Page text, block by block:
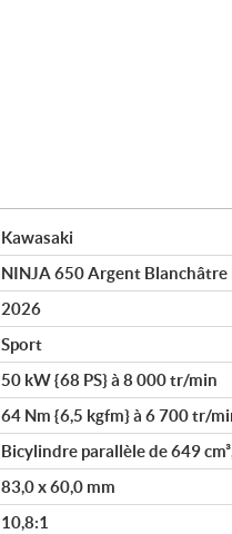
Kawasaki
NINJA 650 Argent
2026
Sport
50 kW {68 PS} à 8 000 tr/min
64 Nm {6,5 kgfm} à 6 700 tr/
Bicylindre parallèle de 649
83,0 x 60,0 mm
10,8:1